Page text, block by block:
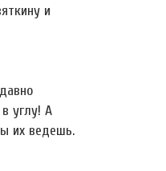
и
углу! А
их ведешь.